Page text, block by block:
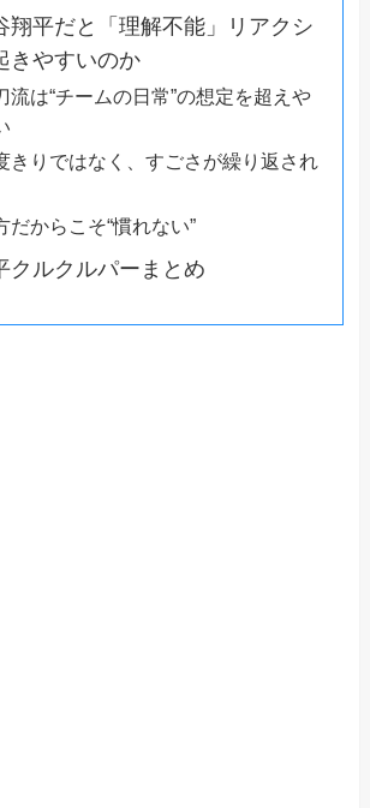
翔平だと「理解不能」リアクシ
きやすいのか
流は“チームの日常”の想定を超えや
きりではなく、すごさが繰り返され
だからこそ“慣れない”
クルクルパーまとめ